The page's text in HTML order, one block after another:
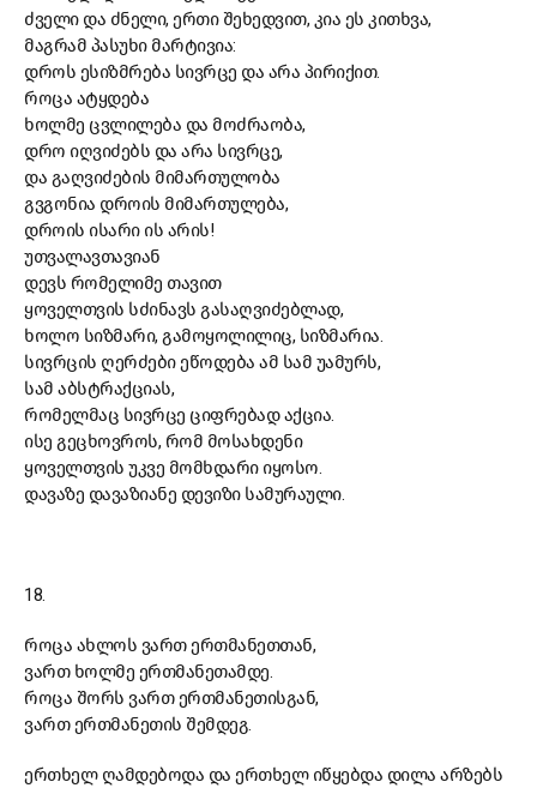
ძველი და ძნელი, ერთი შეხედვით, კია ეს კითხვა,
მაგრამ პასუხი მარტივია:
დროს ესიზმრება სივრცე და არა პირიქით.
როცა ატყდება
ხოლმე ცვლილება და მოძრაობა,
დრო იღვიძებს და არა სივრცე,
და გაღვიძების მიმართულობა
გვგონია დროის მიმართულება,
დროის ისარი ის არის!
უთვალავთავიან
დევს რომელიმე თავით
ყოველთვის სძინავს გასაღვიძებლად,
ხოლო სიზმარი, გამოყოლილიც, სიზმარია.
სივრცის ღერძები ეწოდება ამ სამ უამურს,
სამ აბსტრაქციას,
რომელმაც სივრცე ციფრებად აქცია.
ისე გეცხოვროს, რომ მოსახდენი
ყოველთვის უკვე მომხდარი იყოსო.
დავაზე დავაზიანე დევიზი სამურაული.
18.
როცა ახლოს ვართ ერთმანეთთან,
ვართ ხოლმე ერთმანეთამდე.
როცა შორს ვართ ერთმანეთისგან,
ვართ ერთმანეთის შემდეგ.
ერთხელ ღამდებოდა და ერთხელ იწყებდა დილა არზებს